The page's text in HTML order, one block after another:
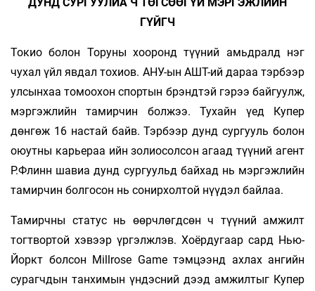
ГҮЙГЧ
Токио болон Торуны хооронд түүний амьдралд нэг
чухал үйл явдал тохиов. АНУ-ын АШТ-ий дараа тэрбээр
улсынхаа томоохон спортын брэндтэй гэрээ байгуулж,
мэргэжлийн тамирчин болжээ. Тухайн үед Купер
дөнгөж 16 настай байв. Тэрбээр дунд сургууль болон
оюутны карьераа ийн золиосолсон агаад түүний агент
Р.Флинн шавиа дунд сургуульд байхад нь мэргэжлийн
тамирчин болгосон нь сонирхолтой нүүдэл байлаа.
Тамирчны статус нь өөрчлөгдсөн ч түүний амжилт
тогтвортой хэвээр үргэлжлэв. Хоёрдугаар сард Нью-
Йоркт болсон Millrose Game тэмцээнд ахлах ангийн
сурагчдын танхимын үндэсний дээд амжилтыг Купер